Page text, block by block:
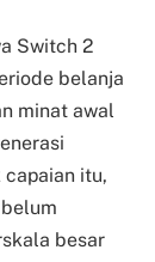
Switch 2
belanja
minat awal
itu,
besar